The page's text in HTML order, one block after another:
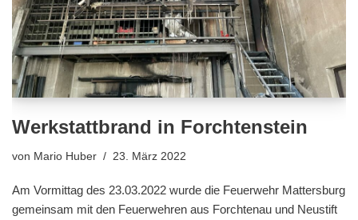
Werkstattbrand in Forchtenstein
von Mario Huber 23. März 2022
Am Vormittag des 23.03.2022 wurde die Feuerwehr Mattersburg
gemeinsam mit den Feuerwehren aus Forchtenau und Neustift